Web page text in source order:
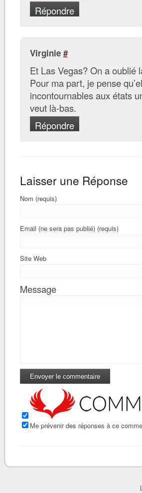
Répondre
Virginie #
Et Las Vegas? On a oublié
Pour ma part, je pense
incontournables aux états
veut là-bas.
Répondre
Laisser une Réponse
Nom (requis)
Email (ne sera pas publié) (requis)
Site Web
Message
Me prévenir des réponses à ce